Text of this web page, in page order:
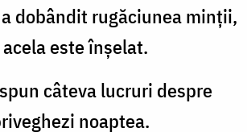
dobândit rugăciunea minţii,
este înşelat.
câteva lucruri despre
noaptea.